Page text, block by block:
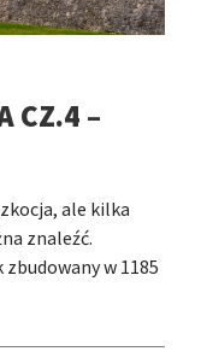
CZ.4 –
ale kilka
znaleźć.
w 1185